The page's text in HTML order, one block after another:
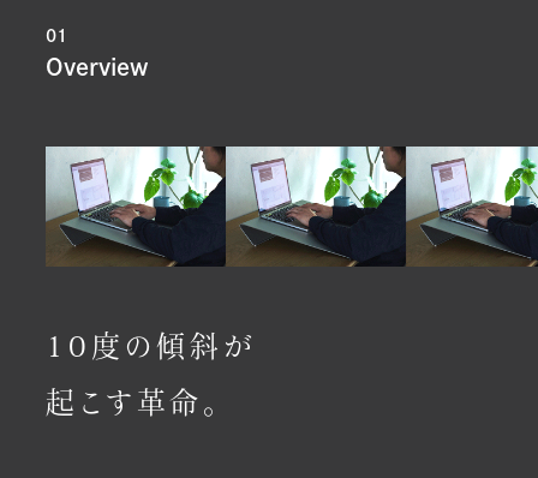
01
Overview
10度の傾斜が
起こす革命。